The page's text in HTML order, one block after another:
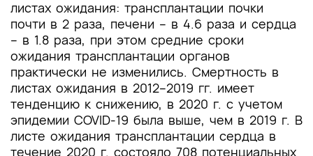
листах ожидания: трансплантации почки
почти в 2 раза, печени – в 4.6 раза и сердца
– в 1.8 раза, при этом средние сроки
ожидания трансплантации органов
практически не изменились. Смертность в
листах ожидания в 2012–2019 гг. имеет
тенденцию к снижению, в 2020 г. с учетом
эпидемии COVID-19 была выше, чем в 2019 г. В
листе ожидания трансплантации сердца в
течение 2020 г. состояло 708 потенциальных